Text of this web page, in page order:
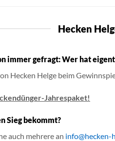
Hecken
immer gefragt: Wer hat
Hecken Helge beim
Jahrespaket!
Sieg bekommt?
auch mehrere an info@hecken-